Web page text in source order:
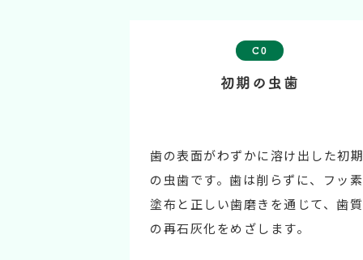
C0
初期の虫歯
歯の表面がわずかに溶け出した初期
の虫歯です。歯は削らずに、フッ素
塗布と正しい歯磨きを通じて、歯質
の再石灰化をめざします。